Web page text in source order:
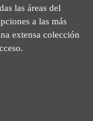
las áreas del
a las más
extensa colección